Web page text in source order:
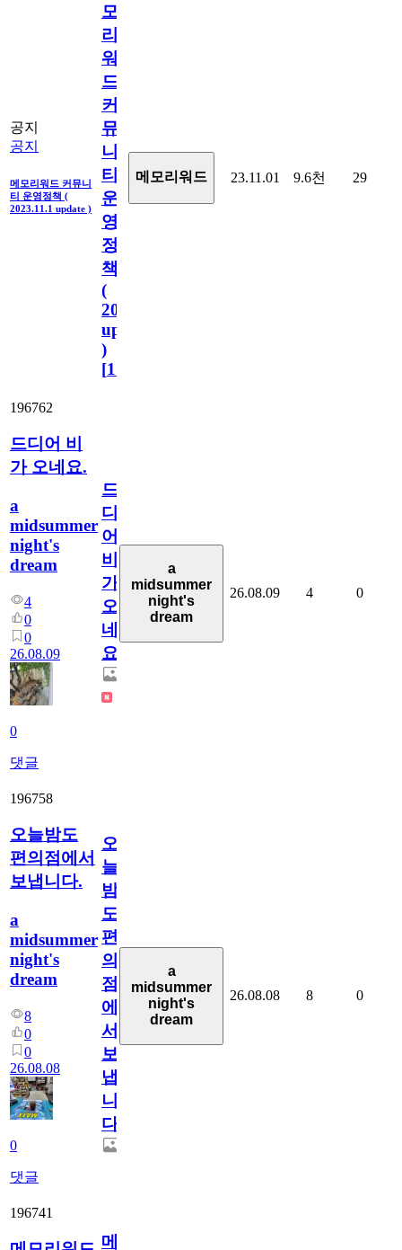
공지
공지
메모리워드 커뮤니
티 운영정책 (
2023.11.1 update )
모
리
워
드
커
뮤
니
티
운
영
정
책
(
2023.11.1
update
)
[110
메모리워드 23.11.01 9.6천 29
196762
드디어 비
가 오네요.
a
midsummer
night's
dream
4
0
0
26.08.09
0
댓글
드
디
어
비
가
오
네
요.
a
midsummer
night's
dream
26.08.09 4 0
196758
오늘밤도
편의점에서
보냅니다.
a
midsummer
night's
dream
8
0
0
26.08.08
0
댓글
오
늘
밤
도
편
의
점
에
서
보
냅
니
다.
a
midsummer
night's
dream
26.08.08 8 0
196741
메